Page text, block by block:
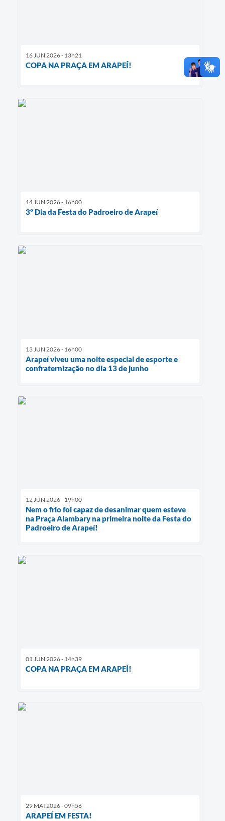
16 JUN 2026 - 13h21
COPA NA PRAÇA EM ARAPEÍ!
14 JUN 2026 - 16h00
3º Dia da Festa do Padroeiro de Arapeí
13 JUN 2026 - 16h00
Arapeí viveu uma noite especial de esporte e
confraternização no dia 13 de junho
12 JUN 2026 - 19h00
Nem o frio foi capaz de desanimar quem esteve
na Praça Alambary na primeira noite da Festa do
Padroeiro de Arapeí!
01 JUN 2026 - 14h39
COPA NA PRAÇA EM ARAPEÍ!
29 MAI 2026 - 09h56
ARAPEÍ EM FESTA!